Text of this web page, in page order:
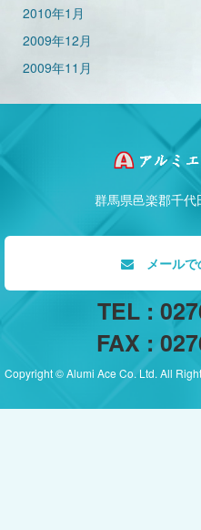
2010年1月
2009年12月
2009年11月
群馬県邑楽郡千
メール
TEL :
FAX :
Copyright © Alumi Ace Co. Ltd. All